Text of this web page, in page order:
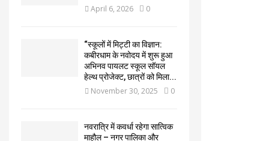
April 6, 2026 0
“स्कूलों में मिट्टी का विज्ञान:
कबीरधाम के नवोदय में शुरू हुआ
अभिनव पायलट स्कूल सॉयल
हेल्थ प्रोजेक्ट, छात्रों को मिला...
November 30, 2025 0
नवरात्रि में कवर्धा रहेगा सात्विक
माहौल – नगर पालिका और